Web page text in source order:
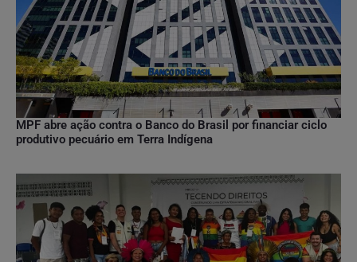
MPF abre ação contra o Banco do Brasil por financiar ciclo
produtivo pecuário em Terra Indígena